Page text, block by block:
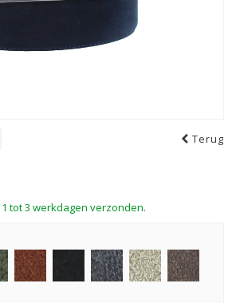
Terug
tot 3 werkdagen verzonden.